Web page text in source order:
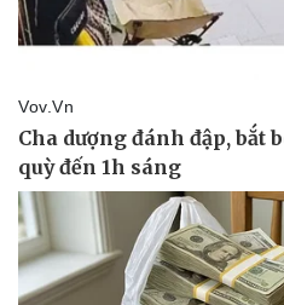
Thể thao
Bóng đá
Lịch thi đấu bóng đá
Thế giới thể thao
eSports
Hậu trường